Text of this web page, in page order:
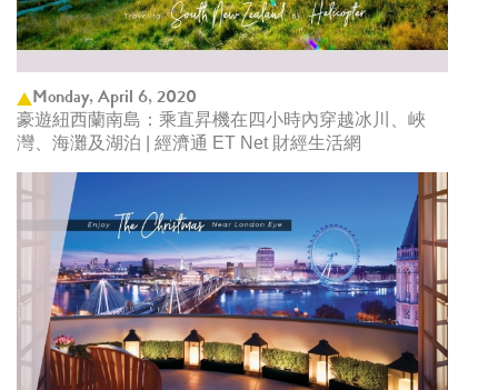
Monday, April 6, 2020
豪遊紐西蘭南島：乘直昇機在四小時內穿越冰川、峽
灣、海灘及湖泊 | 經濟通 ET Net 財經生活網